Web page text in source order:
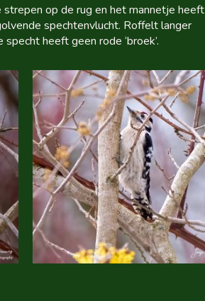
op de rug en het mannetje heeft
spechtenvlucht. Roffelt langer
heeft geen rode ‘broek’.